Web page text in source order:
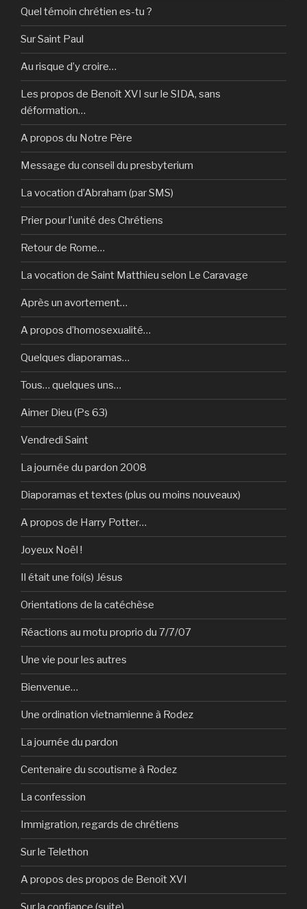
Quel témoin chrétien es-tu ?
Sur Saint Paul
Au risque d’y croire…
Les propos de Benoît XVI sur le SIDA, sans
déformation…
A propos du Notre Père
Message du conseil du presbyterium
La vocation d’Abraham (par SMS)
Prier pour l’unité des Chrétiens
Retour de Rome…
La vocation de Saint Matthieu selon Le Caravage
Après un avortement…
A propos d’homosexualité…
Quelques diaporamas…
Tous… quelques uns…
Aimer Dieu (Ps 63)
Vendredi Saint
La journée du pardon 2008
Diaporamas et textes (plus ou moins nouveaux)
A propos de Harry Potter…
Joyeux Noël !
Il était une foi(s) Jésus
Orientations de la catéchèse
Réactions au motu proprio du 7/7/07
Une vie pour les autres
Bienvenue…
Une ordination vietnamienne à Rodez
La journée du pardon
Centenaire du scoutisme à Rodez
La confession
Immigration, regards de chrétiens
Sur le Telethon
A propos des propos de Benoît XVI